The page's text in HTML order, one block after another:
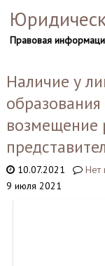
Правовая
Наличие у
возмещение
10.07.2021
Нет
9 июля 2021